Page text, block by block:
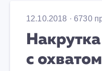
12.10.2018 · 6730
с